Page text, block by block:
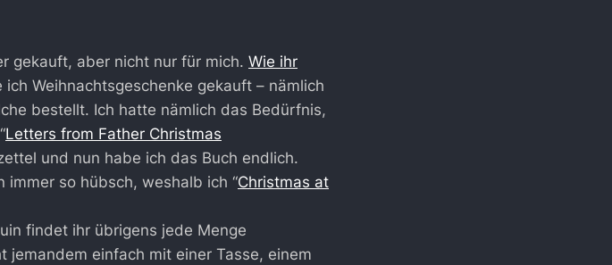
gekauft, aber nicht nur für mich. Wie ihr
ich Weihnachtsgeschenke gekauft – nämlich
bestellt. Ich hatte nämlich das Bedürfnis,
Letters from Father Christmas
und nun habe ich das Buch endlich.
immer so hübsch, weshalb ich “Christmas at
findet ihr übrigens jede Menge
jemandem einfach mit einer Tasse, einem